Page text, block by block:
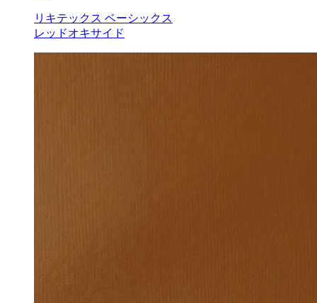
リキテックス ベーシックス
レッドオキサイド